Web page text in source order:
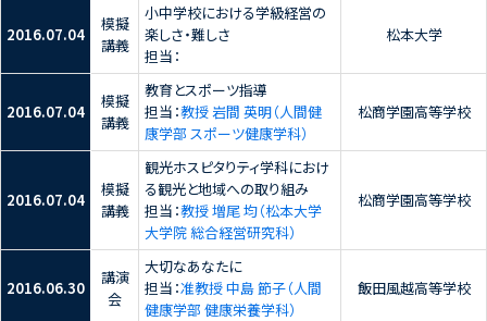
2016.07.04
模擬
講義
小中学校における学級経営の
楽しさ・難しさ
担当：
松本大学
2016.07.04
模擬
講義
教育とスポーツ指導
担当：教授 岩間 英明（人間健
康学部 スポーツ健康学科）
松商学園高等学校
2016.07.04
模擬
講義
観光ホスピタりティ学科におけ
る観光と地域への取り組み
担当：教授 増尾 均（松本大学
大学院 総合経営研究科）
松商学園高等学校
2016.06.30
講演
会
大切なあなたに
担当：准教授 中島 節子（人間
健康学部 健康栄養学科）
飯田風越高等学校